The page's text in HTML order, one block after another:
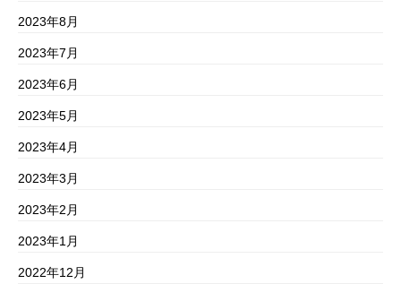
2023年8月
2023年7月
2023年6月
2023年5月
2023年4月
2023年3月
2023年2月
2023年1月
2022年12月